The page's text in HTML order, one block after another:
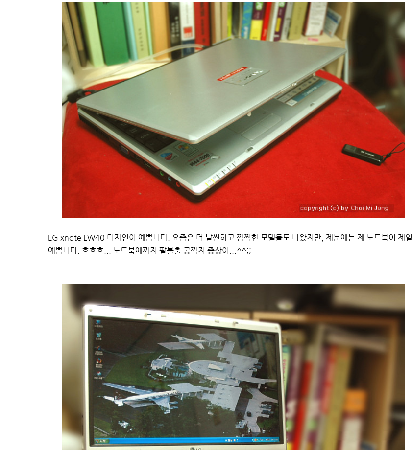
LG xnote LW40 디자인이 예쁩니다. 요즘은 더 날씬하고 깜찍한 모델들도 나왔지만, 제눈에는 제 노트북이 제일
예쁩니다. 흐흐흐... 노트북에까지 팔불출 콩깍지 증상이...^^;;